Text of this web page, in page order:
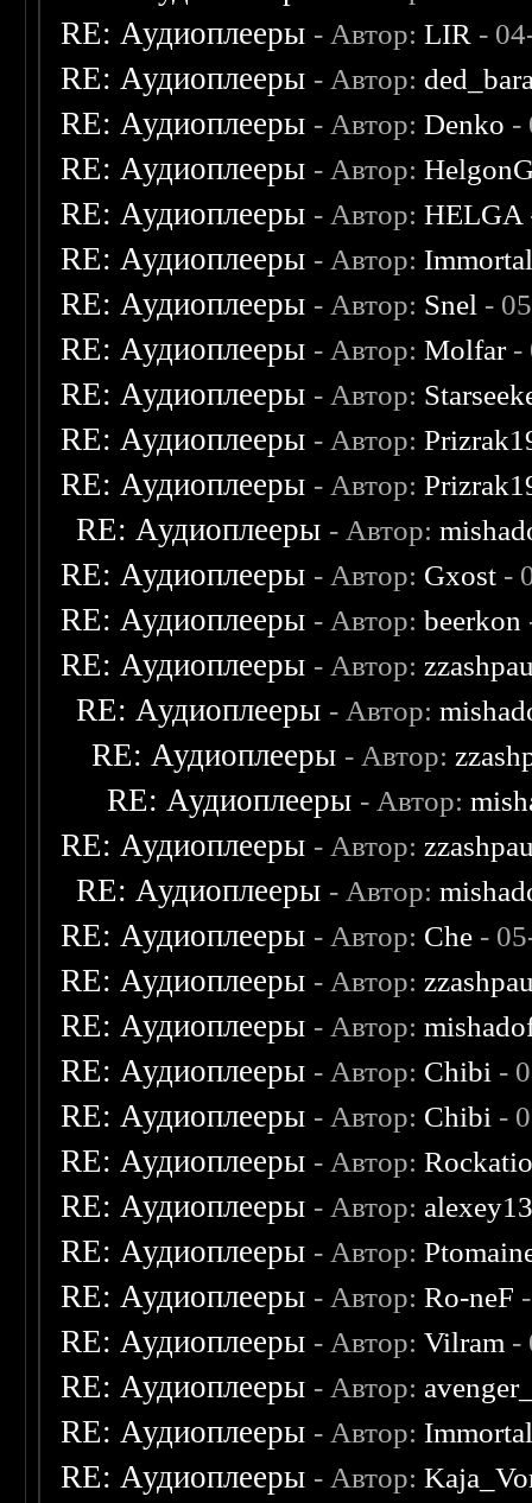
RE: Аудиоплееры - Автор:LIR -
RE: Аудиоплееры - Автор:
RE: Аудиоплееры - Автор:Denko -
RE: Аудиоплееры - Автор:
RE: Аудиоплееры - Автор:HELGA
RE: Аудиоплееры - Автор:
RE: Аудиоплееры - Автор: Snel -
RE: Аудиоплееры - Автор:Molfar-
RE: Аудиоплееры - Автор:
RE: Аудиоплееры - Автор:
RE: Аудиоплееры - Автор:
RE: Аудиоплееры - Автор:
RE: Аудиоплееры - Автор: Gxost -
RE: Аудиоплееры - Автор:beerkon
RE: Аудиоплееры - Автор:
RE: Аудиоплееры - Автор:
RE: Аудиоплееры - Автор:
RE: Аудиоплееры - Автор:
RE: Аудиоплееры - Автор:
RE: Аудиоплееры - Автор:
RE: Аудиоплееры - Автор: Che -
RE: Аудиоплееры - Автор:
RE: Аудиоплееры - Автор:
RE: Аудиоплееры - Автор: Chibi -
RE: Аудиоплееры - Автор: Chibi -
RE: Аудиоплееры - Автор:
RE: Аудиоплееры - Автор:
RE: Аудиоплееры - Автор:
RE: Аудиоплееры - Автор:Ro-neF
RE: Аудиоплееры - Автор:Vilram -
RE: Аудиоплееры - Автор:
RE: Аудиоплееры - Автор:
RE: Аудиоплееры - Автор: